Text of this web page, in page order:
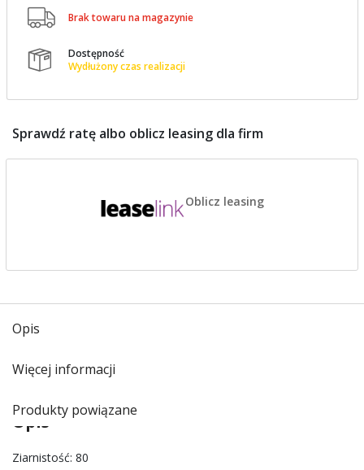
 Brak towaru na magazynie

Dostępność
Wydłużony czas realizacji
Sprawdź ratę albo oblicz leasing dla firm
Oblicz leasing
Opis
Więcej informacji
Produkty powiązane
Opis
Ziarnistość: 80